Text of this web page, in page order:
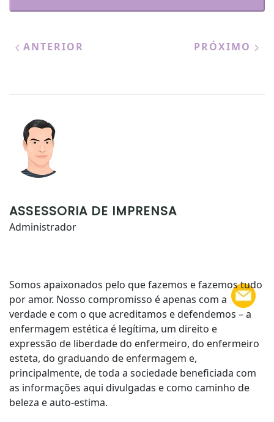
ANTERIOR PRÓXIMO
ASSESSORIA DE IMPRENSA
Administrador
Somos apaixonados pelo que fazemos e fazemos tudo
por amor. Nosso compromisso é apenas com a
verdade e com o que acreditamos e defendemos – a
enfermagem estética é legítima, um direito e
expressão de liberdade do enfermeiro, do enfermeiro
esteta, do graduando de enfermagem e,
principalmente, de toda a sociedade beneficiada com
as informações aqui divulgadas e como caminho de
beleza e auto-estima.